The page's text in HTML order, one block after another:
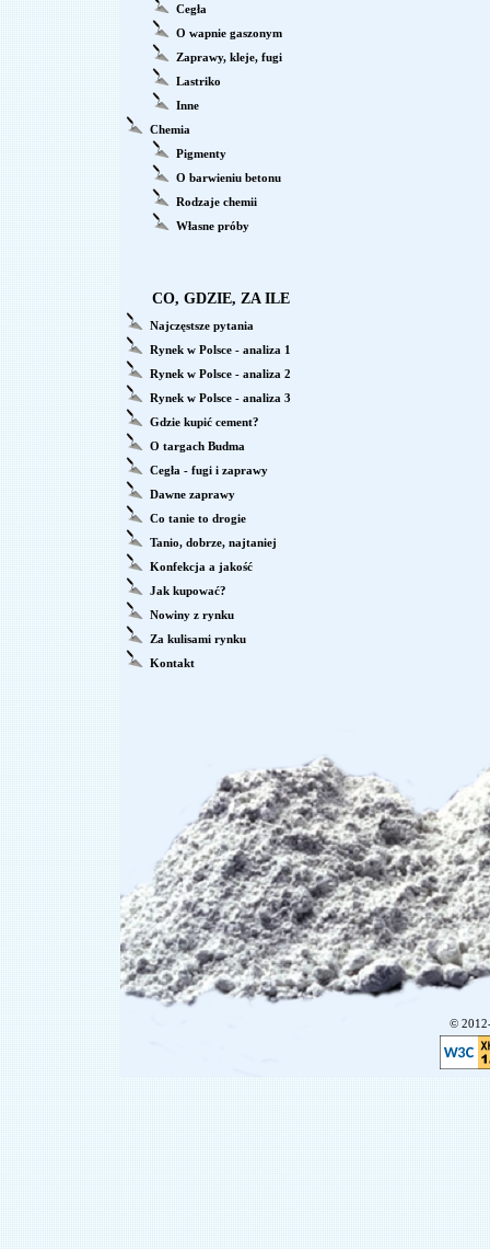
Cegła
O wapnie gaszonym
Zaprawy, kleje, fugi
Lastriko
Inne
Chemia
Pigmenty
O barwieniu betonu
Rodzaje chemii
Własne próby
CO, GDZIE, ZA ILE
Najczęstsze pytania
Rynek w Polsce - analiza 1
Rynek w Polsce - analiza 2
Rynek w Polsce - analiza 3
Gdzie kupić cement?
O targach Budma
Cegła - fugi i zaprawy
Dawne zaprawy
Co tanie to drogie
Tanio, dobrze, najtaniej
Konfekcja a jakość
Jak kupować?
Nowiny z rynku
Za kulisami rynku
Kontakt
©